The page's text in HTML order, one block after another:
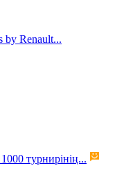
by Renault...
турнирінің...